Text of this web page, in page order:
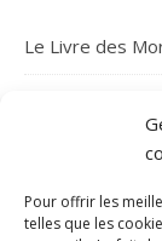
Pour offrir les
telles que les
Le Livre des
La mystérieuse
Le folklore